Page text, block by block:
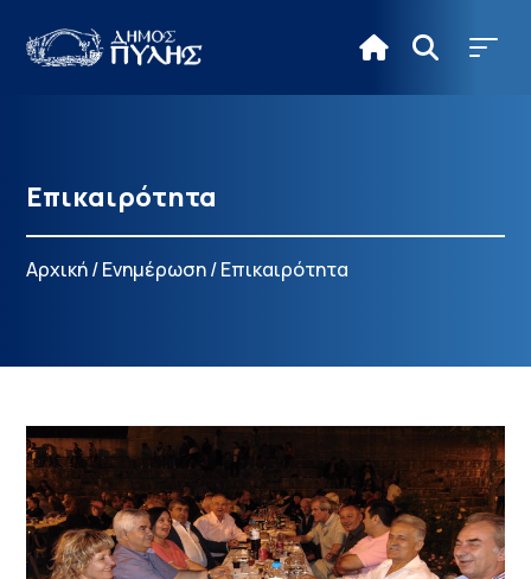
Επικαιρότητα
Αρχική/Ενημέρωση/Επικαιρότητα